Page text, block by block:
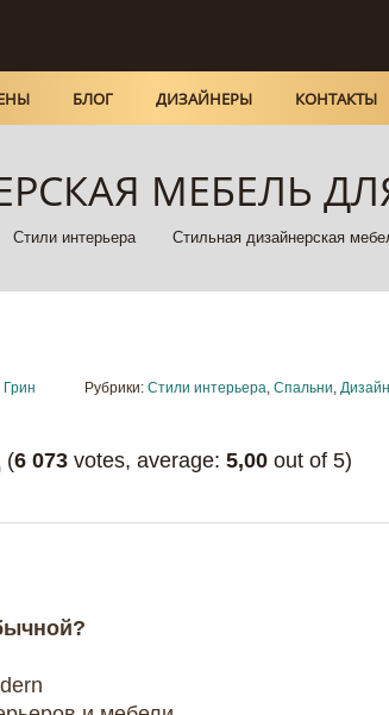
БЛОГ ДИЗАЙНЕРЫ КОНТАКТЫ
МЕБЕЛЬ
Стили интерьера Стильная дизайнерская
Рубрики: Стили интерьера Спальни Дизайн
(6 073 votes, average: 5,00 out of 5)